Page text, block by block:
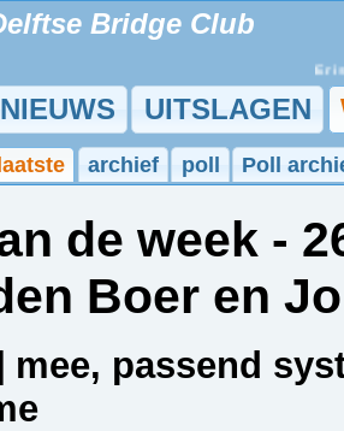
Bridge Club
Er is
NIEUWS UITSLAGEN
archief poll Poll
de week -
Boer en
mee, passend